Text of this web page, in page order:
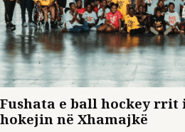
Fushata e ball hockey rrit
hokejin në Xhamajkë